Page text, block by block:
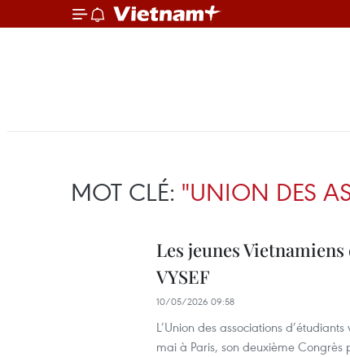
MOT CLÉ: "UNION DES
Les jeunes
VYSEF
10/05/2026 09:58
L’Union des associations
mai à Paris, son deuxième